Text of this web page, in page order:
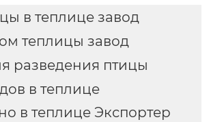
в теплице завод
теплицы завод
разведения птицы
в теплице
в теплице Экспортер